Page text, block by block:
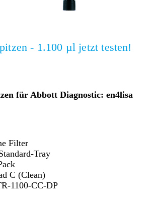
- 1.100 µl jetzt testen!
für Abbott Diagnostic: en4lisa
Filter
Tray
C (Clean)
1100-CC-DP